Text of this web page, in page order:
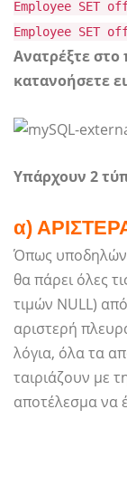
Employee SET
Employee SET
Ανατρέξτε
κατανοήσετε
Υπάρχουν 2
α)
Όπως
θα πάρει όλες
τιμών NULL)
αριστερή
λόγια, όλα τα
ταιριάζουν με
αποτέλεσμα να